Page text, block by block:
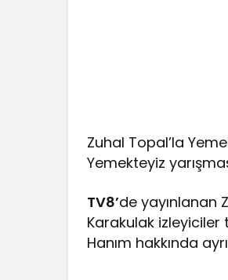
Zuhal Topal’la
Yemekteyiz
TV8’de yayınlanan
Karakulak izleyiciler
Hanım hakkında